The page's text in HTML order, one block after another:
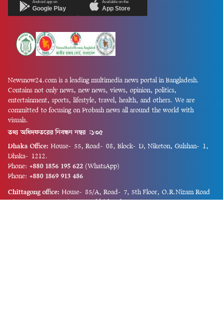
Android app on
Google Play
Available on the
App Store
Newsnow24.com is a leading multimedia news portal in Bangladesh.
Contains not only news, new news, views, opinion, politics,
entertainment, sports, lifestyle, travel, health, and others. We are
committed to focusing on Probash news all around the world with
visuals.
তথ্য অধিদফতরের নিবন্ধন নম্বর :১৩৫
Dhaka Office: House-55, Road-08, Block-D, Niketon, Gulshan-1,
Dhaka-1212.
Phone: +880 1856 195 622 (WhatsApp)
Phone: +880 1869 913 486
Chittagong office: House-85/A, Road-7, 5th Floor, O.R.Nizam Road
R/A, 15 No. Bagmoniram,Panchlaish, Chattogram 4000.